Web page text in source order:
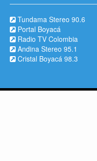
Tundama Stereo 90.6
Portal Boyacá
Radio TV Colombia
Andina Stereo 95.1
Cristal Boyacá 98.3